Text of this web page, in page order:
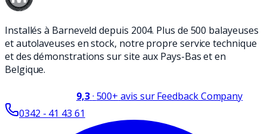
Installés à Barneveld depuis 2004. Plus de 500 balayeuses
et autolaveuses en stock, notre propre service technique
et des démonstrations sur site aux Pays-Bas et en
Belgique.
9,3· 500+ avis sur Feedback Company
0342 - 41 43 61